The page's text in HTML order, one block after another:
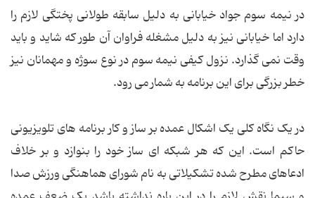
در نیمه سوم جواد خیابانی به دلیل سابقه طولانی پختگی لازم را
دارد اما خیابانی نیز به دلیل مشغله فراوان آن طور که شاید و باید
وقت نمی گذارد. نزول کیفی نیمه سوم در نوع سوژه و مهمانان نیز
خطر بزرگی برای این برنامه به شمار می رود.
در یک نگاه کلی یک اشکال عمده بر ساز و کار برنامه های تلویزیونی
حاکم است. این که هر شبکه ای ساز خود را بنوازد و بر خلاف
ادعاهای مطرح شده تشکیلاتی به نام شورای هماهنگی ورزش صدا